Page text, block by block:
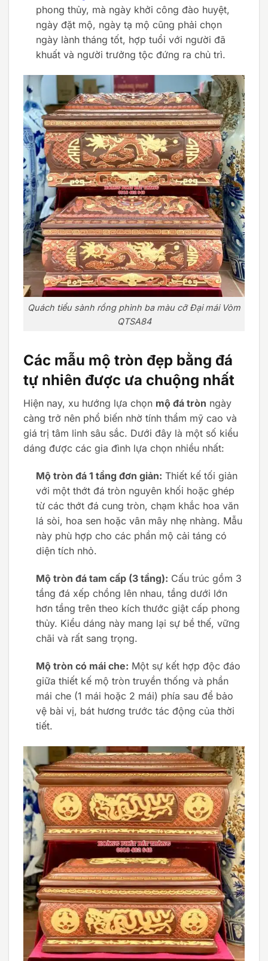
phong thủy, mà ngày khởi công đào huyệt,
ngày đặt mộ, ngày tạ mộ cũng phải chọn
ngày lành tháng tốt, hợp tuổi với người đã
khuất và người trưởng tộc đứng ra chủ trì.
Quách tiểu sành rồng phình ba màu cỡ Đại mái Vòm
QTSA84
Các mẫu mộ tròn đẹp bằng đá
tự nhiên được ưa chuộng nhất
Hiện nay, xu hướng lựa chọn mộ đá tròn ngày
càng trở nên phổ biến nhờ tính thẩm mỹ cao và
giá trị tâm linh sâu sắc. Dưới đây là một số kiểu
dáng được các gia đình lựa chọn nhiều nhất:
Mộ tròn đá 1 tầng đơn giản: Thiết kế tối giản
với một thớt đá tròn nguyên khối hoặc ghép
từ các thớt đá cung tròn, chạm khắc hoa văn
lá sòi, hoa sen hoặc vân mây nhẹ nhàng. Mẫu
này phù hợp cho các phần mộ cải táng có
diện tích nhỏ.
Mộ tròn đá tam cấp (3 tầng): Cấu trúc gồm 3
tầng đá xếp chồng lên nhau, tầng dưới lớn
hơn tầng trên theo kích thước giật cấp phong
thủy. Kiểu dáng này mang lại sự bề thế, vững
chãi và rất sang trọng.
Mộ tròn có mái che: Một sự kết hợp độc đáo
giữa thiết kế mộ tròn truyền thống và phần
mái che (1 mái hoặc 2 mái) phía sau để bảo
vệ bài vị, bát hương trước tác động của thời
tiết.